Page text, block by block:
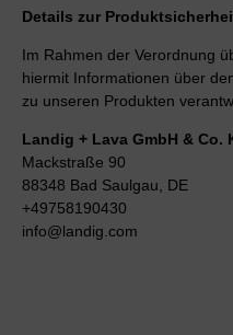
Details zur
Im Rahmen der Verordnung
hiermit Informationen über
zu unseren Produkten
Landig + Lava GmbH & Co.
Mackstraße 90
88348 Bad Saulgau, DE
+49758190430
info@landig.com